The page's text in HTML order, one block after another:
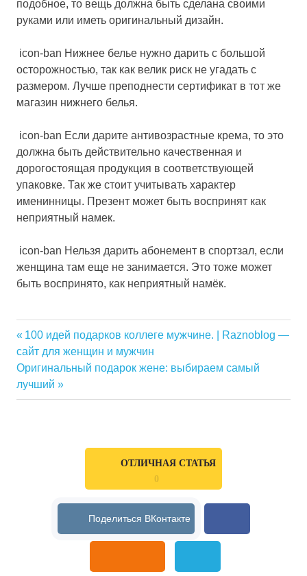
подобное, то вещь должна быть сделана своими
руками или иметь оригинальный дизайн.
icon-ban Нижнее белье нужно дарить с большой
осторожностью, так как велик риск не угадать с
размером. Лучше преподнести сертификат в тот же
магазин нижнего белья.
icon-ban Если дарите антивозрастные крема, то это
должна быть действительно качественная и
дорогостоящая продукция в соответствующей
упаковке. Так же стоит учитывать характер
именинницы. Презент может быть воспринят как
неприятный намек.
icon-ban Нельзя дарить абонемент в спортзал, если
женщина там еще не занимается. Это тоже может
быть воспринято, как неприятный намёк.
женщине
недорого
подарок
Навигация
по
Previous
Post:
100 идей подарков коллеге мужчине. | Raznoblog —
сайт для женщин и мужчин
Next
Post:
Оригинальный подарок жене: выбираем самый
лучший
ОТЛИЧНАЯ СТАТЬЯ
0